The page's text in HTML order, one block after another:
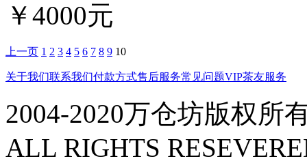
￥4000元
上一页 1 2 3 4 5 6 7 8 9 10
关于我们联系我们付款方式售后服务常见问题VIP茶友服务
2004-2020万仓坊版权所
ALL RIGHTS